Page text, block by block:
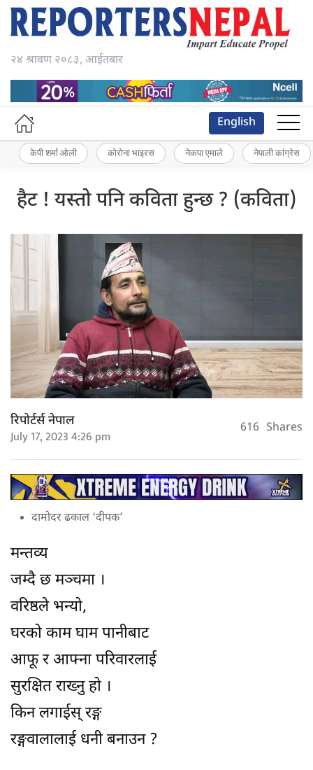
२४ श्रावण २०८३, आईतबार
English
केपी शर्मा ओली कोरोना भाइरस नेकपा एमाले नेपाली कांग्रेस
हैट ! यस्तो पनि कविता हुन्छ ? (कविता)
रिपोर्टर्स नेपाल
July 17, 2023 4:26 pm 616 Shares
दामोदर ढकाल ‘दीपक’
मन्तव्य
जम्दै छ मञ्चमा ।
वरिष्ठले भन्यो,
घरको काम घाम पानीबाट
आफू र आफ्ना परिवारलाई
सुरक्षित राख्नु हो ।
किन लगाईस् रङ्ग
रङ्गवालालाई धनी बनाउन ?